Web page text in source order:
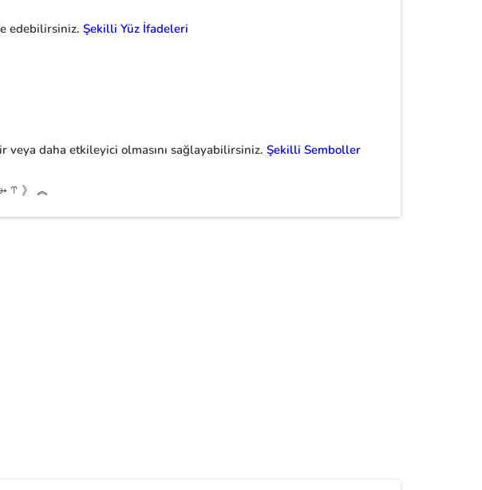
edebilirsiniz. Şekilli Yüz İfadeleri
veya daha etkileyici olmasını sağlayabilirsiniz. Şekilli Semboller
》 ︽